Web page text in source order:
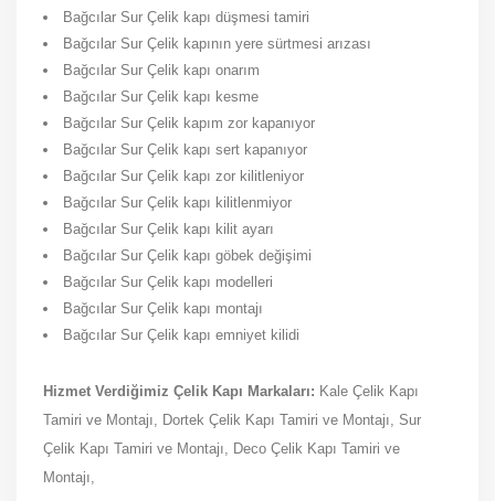
Bağcılar Sur Çelik kapı düşmesi tamiri
Bağcılar Sur Çelik kapının yere sürtmesi arızası
Bağcılar Sur Çelik kapı onarım
Bağcılar Sur Çelik kapı kesme
Bağcılar Sur Çelik kapım zor kapanıyor
Bağcılar Sur Çelik kapı sert kapanıyor
Bağcılar Sur Çelik kapı zor kilitleniyor
Bağcılar Sur Çelik kapı kilitlenmiyor
Bağcılar Sur Çelik kapı kilit ayarı
Bağcılar Sur Çelik kapı göbek değişimi
Bağcılar Sur Çelik kapı modelleri
Bağcılar Sur Çelik kapı montajı
Bağcılar Sur Çelik kapı emniyet kilidi
Hizmet Verdiğimiz Çelik Kapı Markaları: Kale Çelik Kapı
Tamiri ve Montajı, Dortek Çelik Kapı Tamiri ve Montajı, Sur
Çelik Kapı Tamiri ve Montajı, Deco Çelik Kapı Tamiri ve
Montajı,